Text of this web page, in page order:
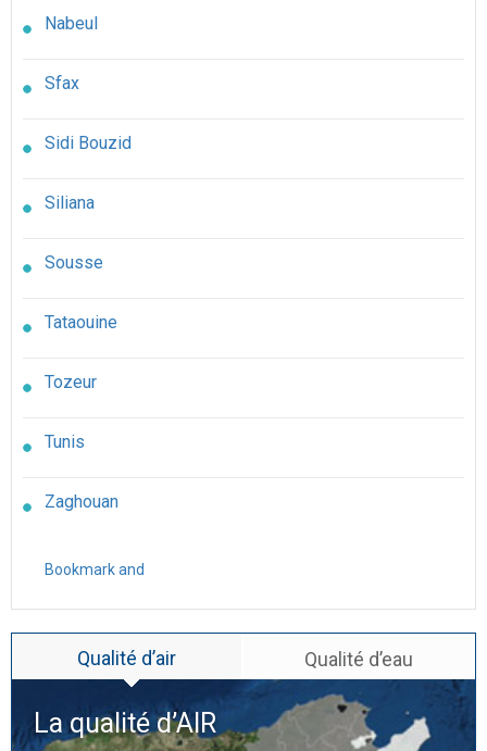
Nabeul
Sfax
Sidi Bouzid
Siliana
Sousse
Tataouine
Tozeur
Tunis
Zaghouan
Qualité d’air Qualité d’eau
La qualité d’AIR